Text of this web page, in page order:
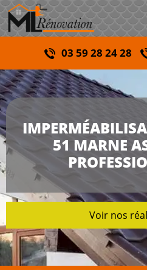
03 59 28 24 28
51 MARNE
Voir nos